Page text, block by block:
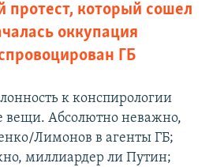
протест, который сошел
оккупация
ГБ
к конспирологии
вещи. Абсолютно неважно,
Лимонов в агенты ГБ;
миллиардер ли Путин;